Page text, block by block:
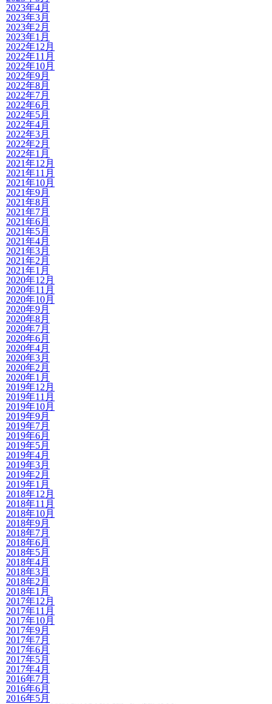
2023年4月
2023年3月
2023年2月
2023年1月
2022年12月
2022年11月
2022年10月
2022年9月
2022年8月
2022年7月
2022年6月
2022年5月
2022年4月
2022年3月
2022年2月
2022年1月
2021年12月
2021年11月
2021年10月
2021年9月
2021年8月
2021年7月
2021年6月
2021年5月
2021年4月
2021年3月
2021年2月
2021年1月
2020年12月
2020年11月
2020年10月
2020年9月
2020年8月
2020年7月
2020年6月
2020年4月
2020年3月
2020年2月
2020年1月
2019年12月
2019年11月
2019年10月
2019年9月
2019年7月
2019年6月
2019年5月
2019年4月
2019年3月
2019年2月
2019年1月
2018年12月
2018年11月
2018年10月
2018年9月
2018年7月
2018年6月
2018年5月
2018年4月
2018年3月
2018年2月
2018年1月
2017年12月
2017年11月
2017年10月
2017年9月
2017年7月
2017年6月
2017年5月
2017年4月
2016年7月
2016年6月
2016年5月